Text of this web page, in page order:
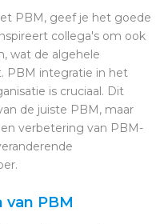
PBM, geef je het goede
collega's om ook
wat de algehele
PBM integratie in het
is cruciaal. Dit
de juiste PBM, maar
verbetering van PBM-
van PBM